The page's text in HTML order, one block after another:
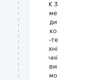
К 3
ме
ди
ко
-те
хні
чні
ви
мо